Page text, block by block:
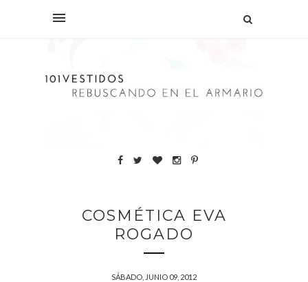
COSMÉTICA EVA
ROGADO
SÁBADO, JUNIO 09, 2012